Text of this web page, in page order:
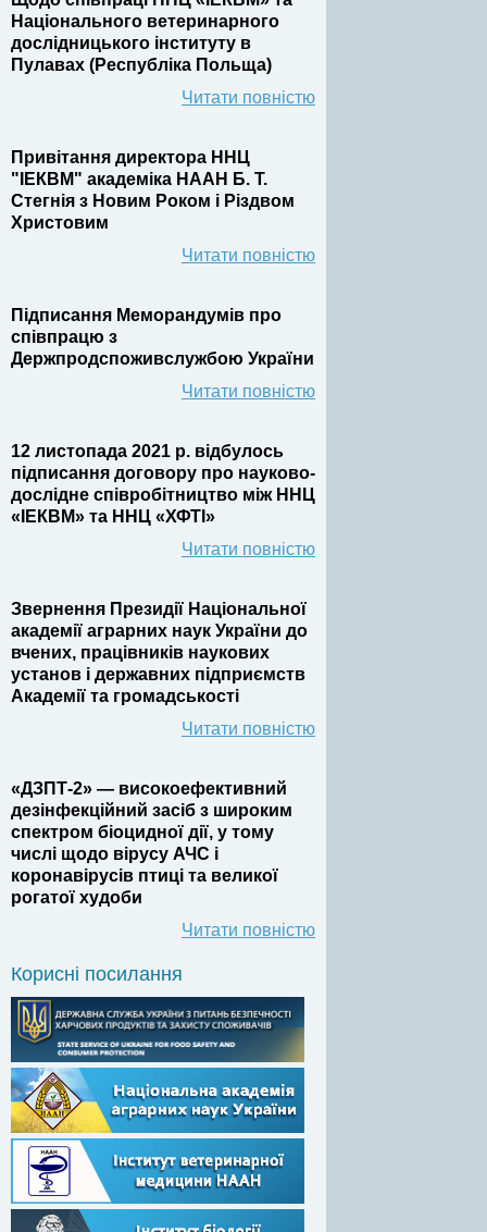
Національного ветеринарного
дослідницького інституту в
Пулавах (Республіка Польща)
Читати повністю
Привітання директора ННЦ
"ІЕКВМ" академіка НААН Б. Т.
Стегнія з Новим Роком і Різдвом
Христовим
Читати повністю
Підписання Меморандумів про
співпрацю з
Держпродспоживслужбою України
Читати повністю
12 листопада 2021 р. відбулось
підписання договору про науково-
дослідне співробітництво між ННЦ
«ІЕКВМ» та ННЦ «ХФТІ»
Читати повністю
Звернення Президії Національної
академії аграрних наук України до
вчених, працівників наукових
установ і державних підприємств
Академії та громадськості
Читати повністю
«ДЗПТ-2» — високоефективний
дезінфекційний засіб з широким
спектром біоцидної дії, у тому
числі щодо вірусу АЧС і
коронавірусів птиці та великої
рогатої худоби
Читати повністю
Корисні посилання